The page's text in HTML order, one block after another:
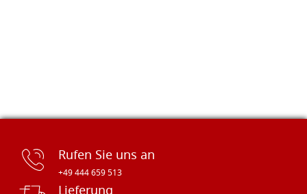
Rufen Sie uns an
+49 444 659 513